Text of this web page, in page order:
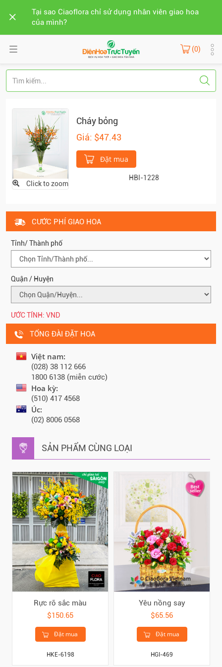
Tại sao Ciaoflora chỉ sử dụng nhân viên giao hoa
của mình?
(0)
Click to zoom
Cháy bỏng
Giá: $47.43
Đặt mua
HBI-1228
CƯỚC PHÍ GIAO HOA
Tỉnh/ Thành phố
Quận / Huyện
ƯỚC TÍNH: VND
TỔNG ĐÀI ĐẶT HOA
Việt nam:
(028) 38 112 666
1800 6138 (miễn cước)
Hoa kỳ:
(510) 417 4568
Úc:
(02) 8006 0568
SẢN PHẨM CÙNG LOẠI
Rực rỡ sắc màu
$150.65
Đặt mua
HKE-6198
Yêu nồng say
$65.56
Đặt mua
HGI-469